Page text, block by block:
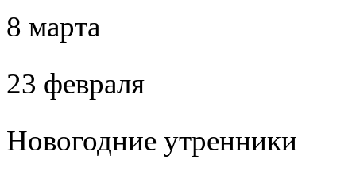
8 марта
23 февраля
Новогодние утренники